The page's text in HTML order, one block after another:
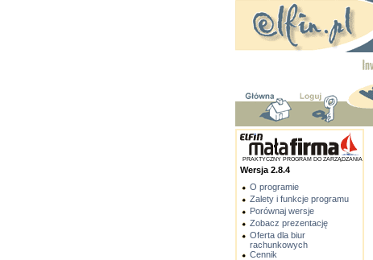
PRAKTYCZNY PROGRAM DO ZARZĄDZANIA
Wersja 2.8.4
O programie
Zalety i funkcje programu
Porównaj wersje
Zobacz prezentację
Oferta dla biur
rachunkowych
Cennik